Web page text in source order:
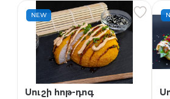
NEW
Սուշի հոթ-դոգ